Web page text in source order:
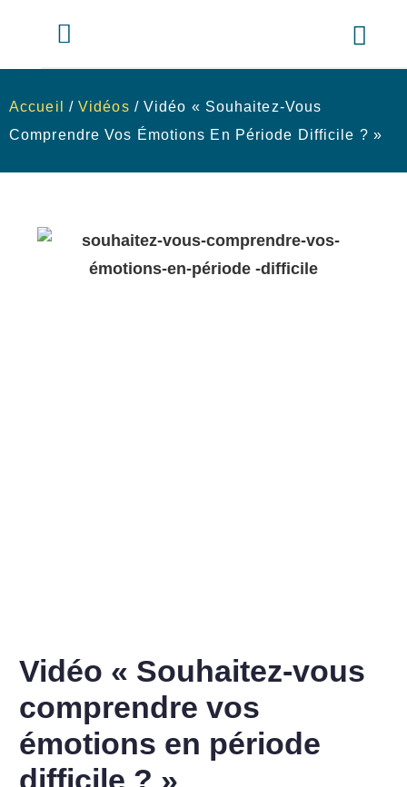
Accueil /Vidéos / Vidéo « Souhaitez-Vous
Comprendre Vos Émotions En Période Difficile ? »
Vidéo « Souhaitez-vous
comprendre vos
émotions en période
difficile ? »